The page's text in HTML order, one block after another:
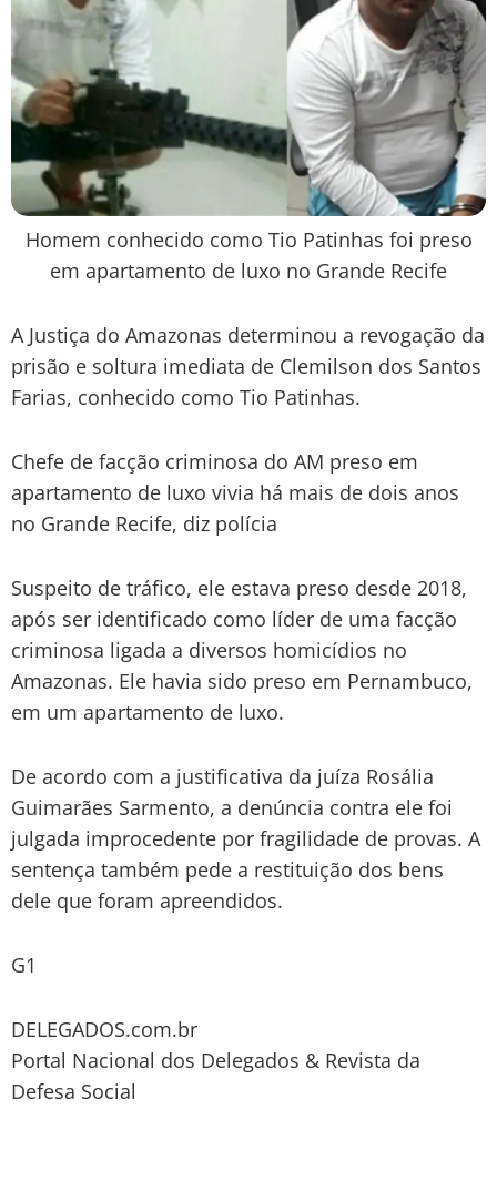
Homem conhecido como Tio Patinhas foi preso
em apartamento de luxo no Grande Recife
A Justiça do Amazonas determinou a revogação da
prisão e soltura imediata de Clemilson dos Santos
Farias, conhecido como Tio Patinhas.
Chefe de facção criminosa do AM preso em
apartamento de luxo vivia há mais de dois anos
no Grande Recife, diz polícia
Suspeito de tráfico, ele estava preso desde 2018,
após ser identificado como líder de uma facção
criminosa ligada a diversos homicídios no
Amazonas. Ele havia sido preso em Pernambuco,
em um apartamento de luxo.
De acordo com a justificativa da juíza Rosália
Guimarães Sarmento, a denúncia contra ele foi
julgada improcedente por fragilidade de provas. A
sentença também pede a restituição dos bens
dele que foram apreendidos.
G1
DELEGADOS.com.br
Portal Nacional dos Delegados & Revista da
Defesa Social